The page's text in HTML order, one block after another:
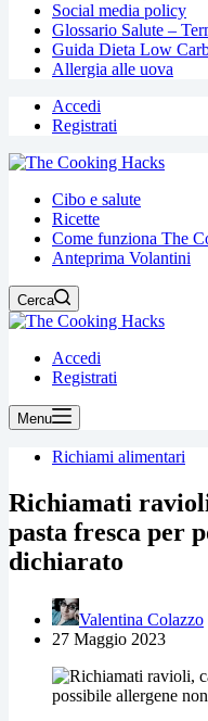
Social media policy
Glossario Salute –
Guida Dieta Low
Allergia alle uova
Accedi
Registrati
Cibo e salute
Ricette
Come funziona The
Anteprima Volantini
Cerca
Accedi
Registrati
Menu
Richiami alimentari
Richiamati
pasta fresca per
dichiarato
Valentina Colazzo
27 Maggio 2023